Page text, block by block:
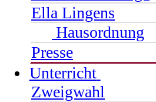
Ella Lingens
Hausordnung
Presse
Unterricht
Zweigwahl